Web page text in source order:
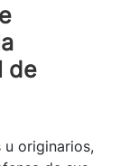
de
u originarios,